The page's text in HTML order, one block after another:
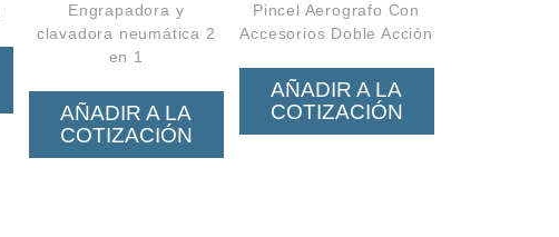
Engrapadora y
clavadora neumática 2
en 1
AÑADIR A LA
COTIZACIÓN
Pincel Aerografo Con
Accesorios Doble Acción
AÑADIR A LA
COTIZACIÓN